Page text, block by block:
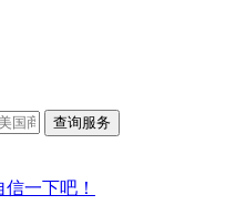
一下吧！